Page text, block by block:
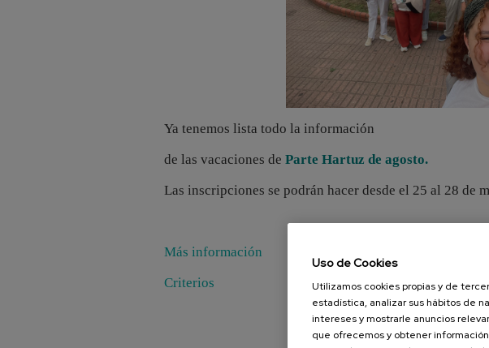
Ya tenemos lista todo la información
de las vacaciones de Parte Hartuz de agosto.
Las inscripciones se podrán hacer desde el 25 al 28 de
Más información
Criterios
Uso de Cookies
Utilizamos cookies propias y de
estadística, analizar sus hábitos de
intereses y mostrarle anuncios
que ofrecemos y obtener